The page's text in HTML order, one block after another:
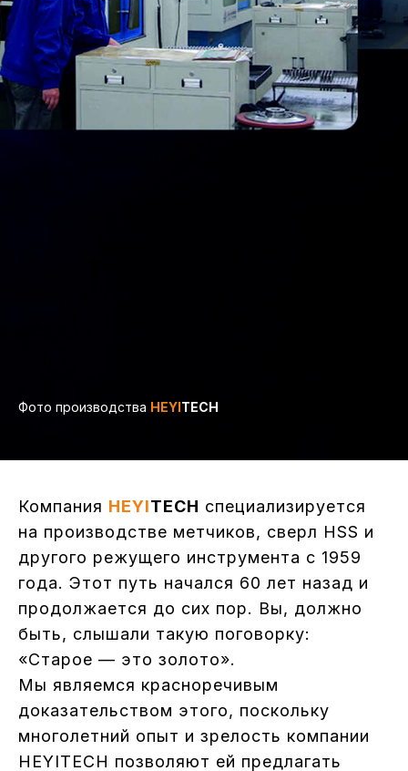
Фото производства HEYITECH
Компания HEYITECH специализируется
на производстве метчиков, сверл HSS и
другого режущего инструмента с 1959
года. Этот путь начался 60 лет назад и
продолжается до сих пор. Вы, должно
быть, слышали такую поговорку:
«Старое — это золото».
Мы являемся красноречивым
доказательством этого, поскольку
многолетний опыт и зрелость компании
HEYITECH позволяют ей предлагать